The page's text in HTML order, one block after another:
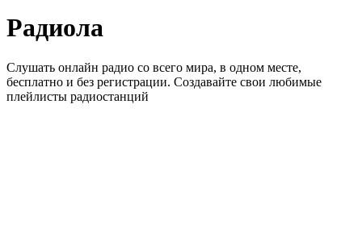
Радиола
Слушать онлайн радио со всего мира, в одном месте,
бесплатно и без регистрации. Создавайте свои любимые
плейлисты радиостанций